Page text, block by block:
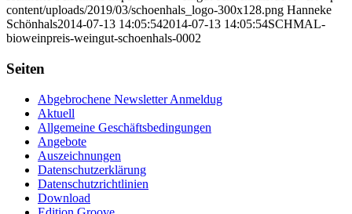
content/uploads/2019/03/schoenhals_logo-300x128.png Hanneke
Schönhals2014-07-13 14:05:542014-07-13 14:05:54SCHMAL-
bioweinpreis-weingut-schoenhals-0002
Seiten
Abgebrochene Newsletter Anmeldug
Aktuell
Allgemeine Geschäftsbedingungen
Angebote
Auszeichnungen
Datenschutzerklärung
Datenschutzrichtlinien
Download